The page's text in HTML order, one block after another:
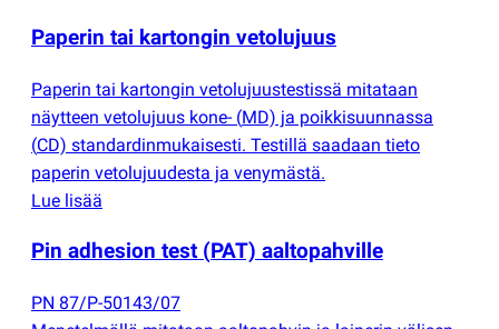
Paperin tai kartongin vetolujuus
Paperin tai kartongin vetolujuustestissä mitataan
näytteen vetolujuus kone- (MD) ja poikkisuunnassa
(CD) standardinmukaisesti. Testillä saadaan tieto
paperin vetolujuudesta ja venymästä.
Lue lisää
Pin adhesion test (PAT) aaltopahville
PN 87/P-50143/07